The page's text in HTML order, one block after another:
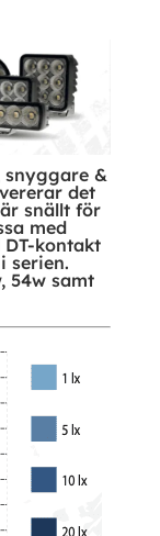
snyggare &
det
snällt för
med
DT-kontakt
serien.
54w samt